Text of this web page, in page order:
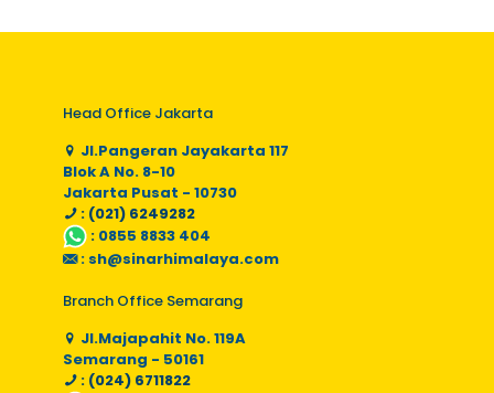
Head Office Jakarta
Jl.Pangeran Jayakarta 117
Blok A No. 8-10
Jakarta Pusat - 10730
: (021) 6249282
: 0855 8833 404
: sh@sinarhimalaya.com
Branch Office Semarang
Jl.Majapahit No. 119A
Semarang - 50161
: (024) 6711822